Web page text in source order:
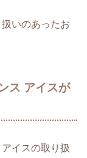
いのあったお
ス アイスが
イスの取り扱